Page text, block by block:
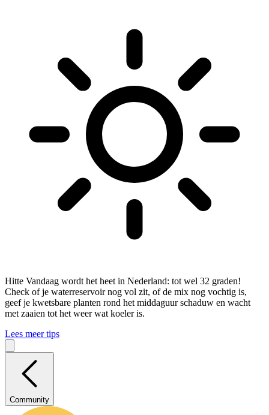
Hitte Vandaag wordt het heet in Nederland: tot wel 32 graden!
Check of je waterreservoir nog vol zit, of de mix nog vochtig is,
geef je kwetsbare planten rond het middaguur schaduw en wacht
met zaaien tot het weer wat koeler is.
Lees meer tips
Community